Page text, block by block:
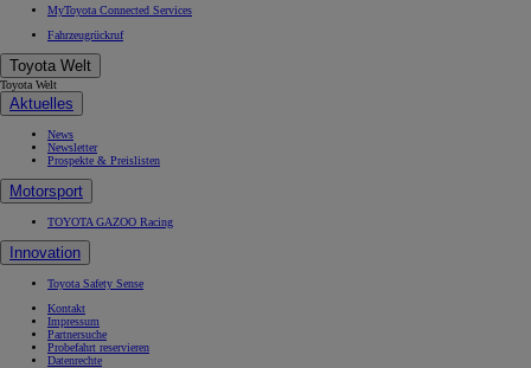
MyToyota Connected Services
Fahrzeugrückruf
Toyota Welt
Toyota Welt
Aktuelles
News
Newsletter
Prospekte & Preislisten
Motorsport
TOYOTA GAZOO Racing
Innovation
Toyota Safety Sense
Kontakt
Impressum
Partnersuche
Probefahrt reservieren
Datenrechte